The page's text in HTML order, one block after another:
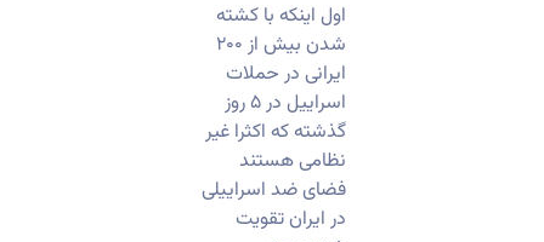
اول اینکه با کشته
شدن بیش از ۲۰۰
ایرانی در حملات
اسراییل در ۵ روز
گذشته که اکثرا غیر
نظامی هستند
فضای ضد اسراییلی
در ایران تقویت